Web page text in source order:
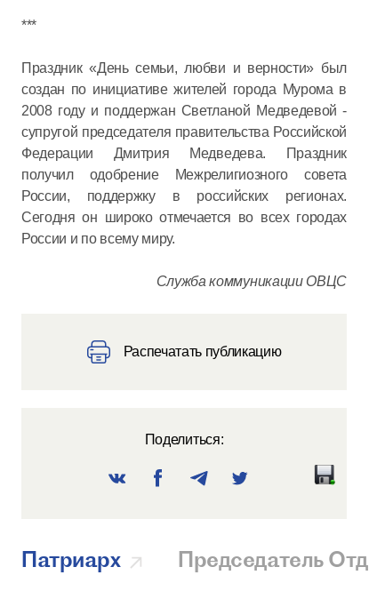
***
Праздник «День семьи, любви и верности» был
создан по инициативе жителей города Мурома в
2008 году и поддержан Светланой Медведевой -
супругой председателя правительства Российской
Федерации Дмитрия Медведева. Праздник
получил одобрение Межрелигиозного совета
России, поддержку в российских регионах.
Сегодня он широко отмечается во всех городах
России и по всему миру.
Служба коммуникации ОВЦС
Распечатать публикацию
Поделиться:
Патриарх Председатель